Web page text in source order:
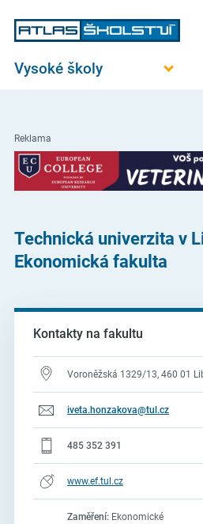
Vysoké školy
Reklama
Technická univerzita v
Ekonomická fakulta
Kontakty na fakultu
Voroněžská 1329/13, 460 01
iveta.honzakova@tul.cz
485 352 391
www.ef.tul.cz
Zaměření:Ekonomické